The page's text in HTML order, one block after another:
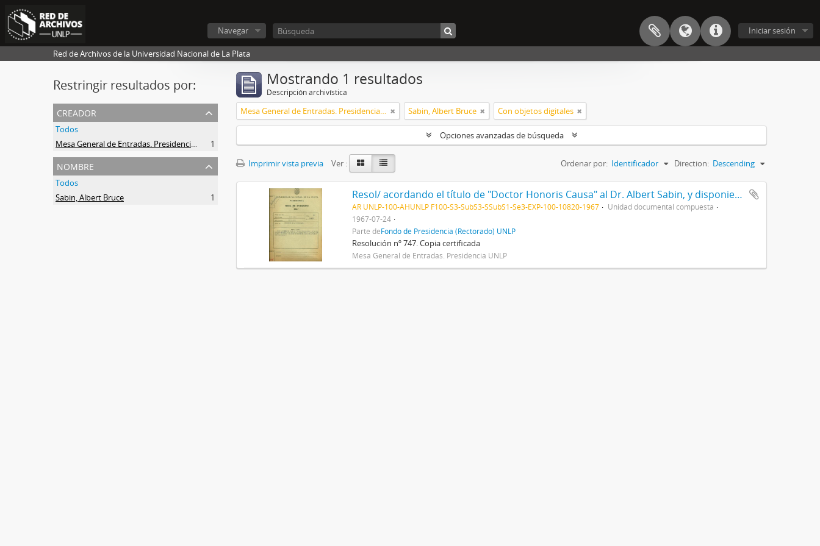
Iniciar sesión
Navegar
Red de Archivos de la Universidad Nacional de La Plata
Restringir resultados por:
creador
Todos
Mesa General de Entradas. Presidencia UNLP
1
nombre
Todos
Sabin, Albert Bruce
1
Mostrando 1 resultados
Descripción archivística
Mesa General de Entradas. Presidencia UNLP Sabin, Albert Bruce Con objetos digitales
Opciones avanzadas de búsqueda
Imprimir vista previa Ver : Ordenar por: Identificador Direction: Descending
Resol/ acordando el título de "Doctor Honoris Causa" al Dr. Albert Sabin, y disponiendo que el acto de entrega del mismo se efectúe el día 28 del actual, en esta Presidencia 1967
AR UNLP-100-AHUNLP F100-S3-SubS3-SSubS1-Se3-EXP-100-10820-1967
Unidad documental compuesta
1967-07-24
Parte deFondo de Presidencia (Rectorado) UNLP
Resolución nº 747. Copia certificada
Mesa General de Entradas. Presidencia UNLP